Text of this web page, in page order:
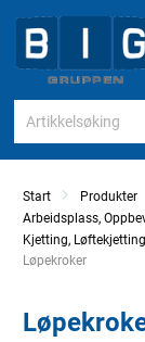
Start
Produkter
Arbeidsplass,
Kjetting,
Current:
Løpekroker